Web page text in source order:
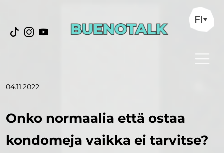
FI
04.11.2022
Onko normaalia että ostaa
kondomeja vaikka ei tarvitse?